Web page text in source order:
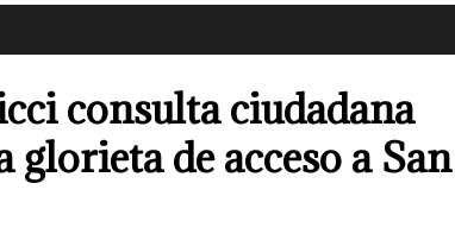
consulta ciudadana
glorieta de acceso a San